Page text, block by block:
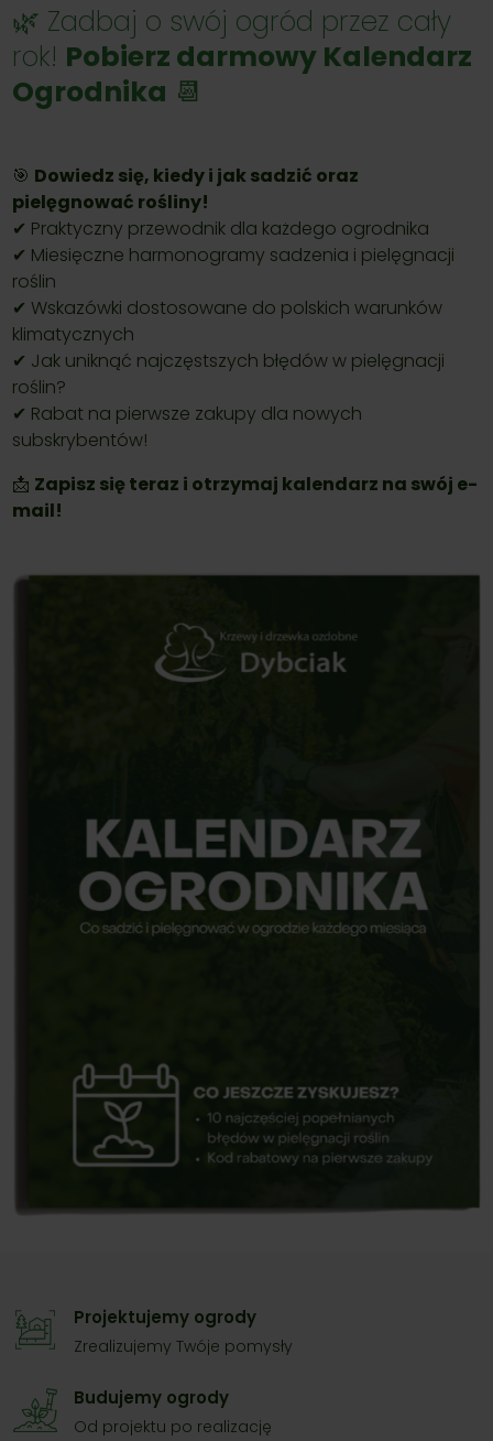
🌿 Zadbaj o swój ogród przez cały
rok! Pobierz darmowy Kalendarz
Ogrodnika 📆
🎯 Dowiedz się, kiedy i jak sadzić oraz
pielęgnować rośliny!
✔ Praktyczny przewodnik dla każdego ogrodnika
✔ Miesięczne harmonogramy sadzenia i pielęgnacji
roślin
✔ Wskazówki dostosowane do polskich warunków
klimatycznych
✔ Jak uniknąć najczęstszych błędów w pielęgnacji
roślin?
✔ Rabat na pierwsze zakupy dla nowych
subskrybentów!
📩 Zapisz się teraz i otrzymaj kalendarz na swój e-
mail!
Projektujemy ogrody
Zrealizujemy Twóje pomysły
Budujemy ogrody
Od projektu po realizację